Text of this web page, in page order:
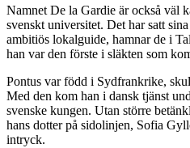
Namnet De la Gardie är också väl
svenskt universitet. Det har satt
ambitiös lokalguide, hamnar de i
han var den förste i släkten som
Pontus var född i Sydfrankrike,
Med den kom han i dansk tjänst
svenske kungen. Utan större
hans dotter på sidolinjen, Sofia
intryck.